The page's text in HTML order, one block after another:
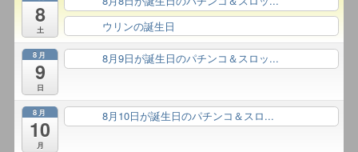
8
土 ウリンの誕生日
8月
9
日
8月9日が誕生日のパチンコ＆スロッ...
8月
10
月
8月10日が誕生日のパチンコ＆スロ...